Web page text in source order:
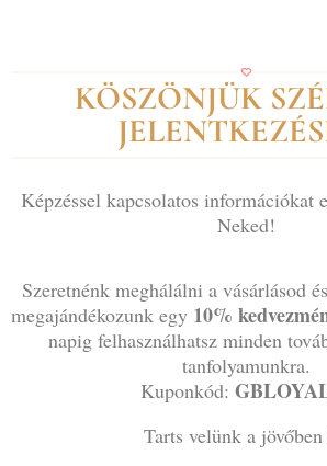
KÖSZÖNJÜK
Képzéssel kapcsolatos információkat
Neked!
Szeretnénk meghálálni a vásárlásod
megajándékozunk egy 10%
napig felhasználhatsz minden
tanfolyamunkra.
Kuponkód:
Tarts velünk a